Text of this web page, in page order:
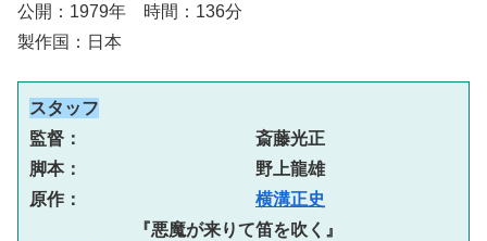
公開：1979年 時間：136分
製作国：日本
スタッフ
監督：　　　　　　　　　　斎藤光正
脚本：　　　　　　　　　　野上龍雄
原作： 横溝正史
『悪魔が来りて笛を吹く』